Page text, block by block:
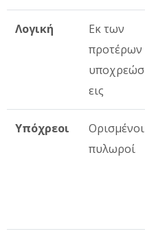
Λογική
Εκ των
προτέρων
υποχρεώσ
εις
Υπόχρεοι
Ορισμένοι
πυλωροί